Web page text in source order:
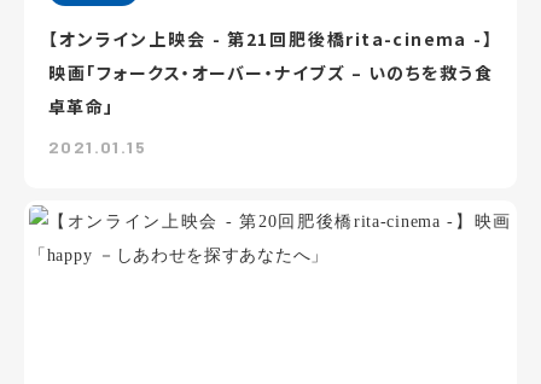
【オンライン上映会 - 第21回肥後橋rita-cinema -】
映画「フォークス・オーバー・ナイブズ – いのちを救う食
卓革命」
2021.01.15